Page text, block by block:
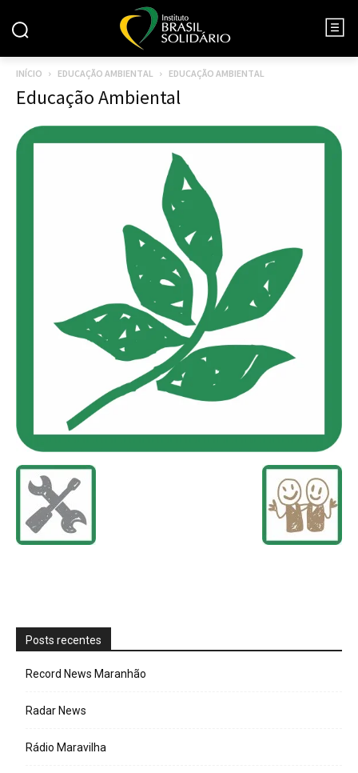
INÍCIO EDUCAÇÃO AMBIENTAL EDUCAÇÃO AMBIENTAL
Educação Ambiental
Posts recentes
Record News Maranhão
Radar News
Rádio Maravilha